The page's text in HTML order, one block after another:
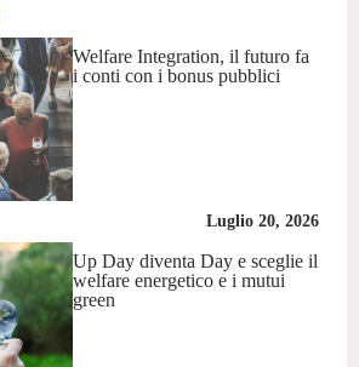
Welfare Integration, il futuro fa
i conti con i bonus pubblici
Luglio 20, 2026
Up Day diventa Day e sceglie il
welfare energetico e i mutui
green